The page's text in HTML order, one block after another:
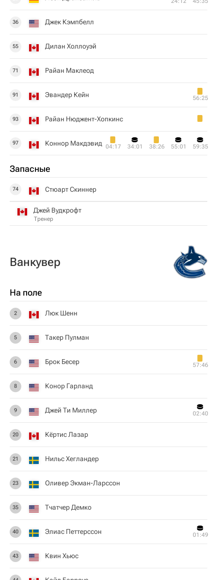
36 Джек Кэмпбелл
55 Дилан Холлоуэй
71 Райан Маклеод
91 Эвандер Кейн 56:25
93 Райан Нюджент-Хопкинс
97 Коннор Макдэвид 04:17 34:01 38:26 55:01 59:35
Запасные
74 Стюарт Скиннер
Джей Вудкрофт
Тренер
Ванкувер
На поле
2 Люк Шенн
5 Такер Пулман
6 Брок Бесер 57:46
8 Конор Гарланд
9 Джей Ти Миллер 02:40
20 Кёртис Лазар
21 Нильс Хегландер
23 Оливер Экман-Ларссон
35 Тчатчер Демко
40 Элиас Петтерссон 01:49
43 Квин Хьюс